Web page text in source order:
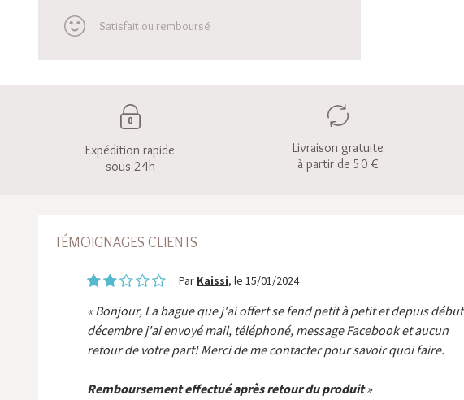
Satisfait ou remboursé
Expédition rapide
sous 24h
Livraison gratuite
à partir de 50 €
TÉMOIGNAGES CLIENTS
Par Kaissi, le 15/01/2024
Bonjour, La bague que j'ai offert se fend petit à petit et depuis début
décembre j'ai envoyé mail, téléphoné, message Facebook et aucun
retour de votre part! Merci de me contacter pour savoir quoi faire.
Remboursement effectué après retour du produit